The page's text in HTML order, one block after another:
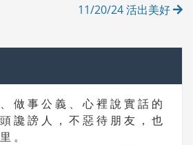
11/20/24 活出美好
做 事 公 義 、 心 裡 說 實 話 的
讒 謗 人 ， 不 惡 待 朋 友 ， 也
。